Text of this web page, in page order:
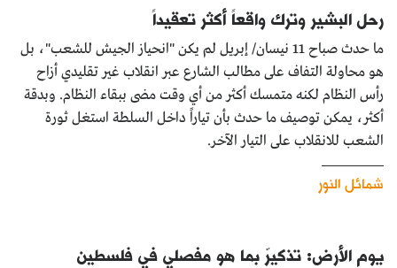
رحل البشير وترك واقعاً أكثر تعقيداً
ما حدث صباح 11 نيسان/ إبريل لم يكن "انحياز الجيش للشعب"، بل
هو محاولة التفاف على مطالب الشارع عبر انقلاب غير تقليدي أزاح
رأس النظام لكنه متمسك أكثر من أي وقت مضى ببقاء النظام. وبدقة
أكثر، يمكن توصيف ما حدث بأن تياراً داخل السلطة استغل ثورة
الشعب للانقلاب على التيار الآخر.
شمائل النور
يوم الأرض: تذكيرٌ بما هو مفصلي في فلسطين